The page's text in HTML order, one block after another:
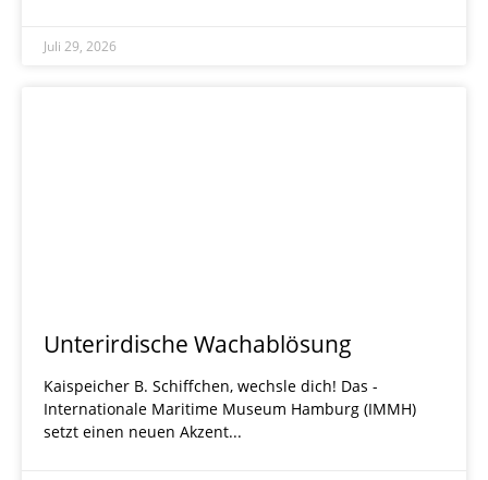
Juli 29, 2026
Unterirdische Wachablösung
Kaispeicher B. Schiffchen, wechsle dich! Das ­
Internationale Maritime Museum Hamburg (IMMH)
setzt einen neuen Akzent